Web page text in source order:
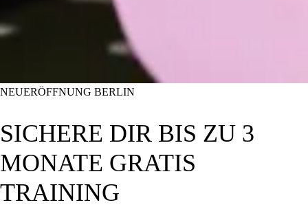
NEUERÖFFNUNG BERLIN
SICHERE DIR BIS ZU 3
MONATE GRATIS
TRAINING